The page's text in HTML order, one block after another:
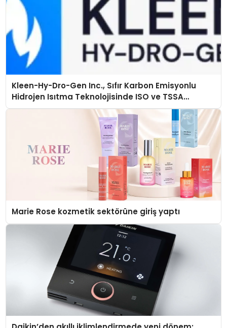
Kleen-Hy-Dro-Gen Inc., Sıfır Karbon Emisyonlu
Hidrojen Isıtma Teknolojisinde ISO ve TSSA
Düzenleyici Onaylarını Aldı
Marie Rose kozmetik sektörüne giriş yaptı